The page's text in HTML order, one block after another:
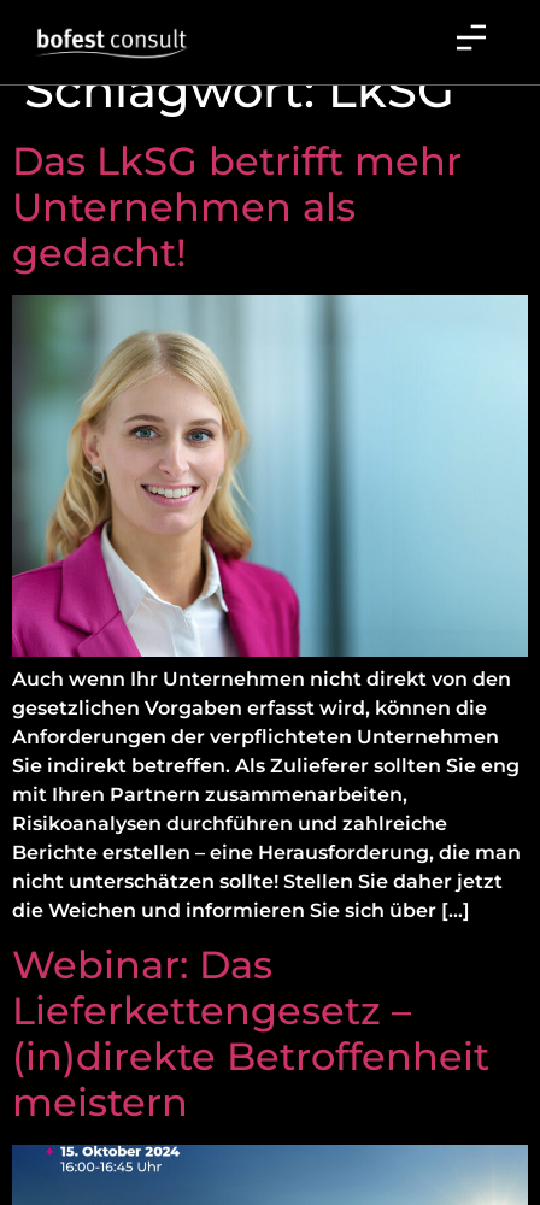
Schlagwort:LkSG
Das LkSG betrifft mehr
Unternehmen als
gedacht!
Auch wenn Ihr Unternehmen nicht direkt von den
gesetzlichen Vorgaben erfasst wird, können die
Anforderungen der verpflichteten Unternehmen
Sie indirekt betreffen. Als Zulieferer sollten Sie eng
mit Ihren Partnern zusammenarbeiten,
Risikoanalysen durchführen und zahlreiche
Berichte erstellen – eine Herausforderung, die man
nicht unterschätzen sollte! Stellen Sie daher jetzt
die Weichen und informieren Sie sich über […]
Webinar: Das
Lieferkettengesetz –
(in)direkte Betroffenheit
meistern